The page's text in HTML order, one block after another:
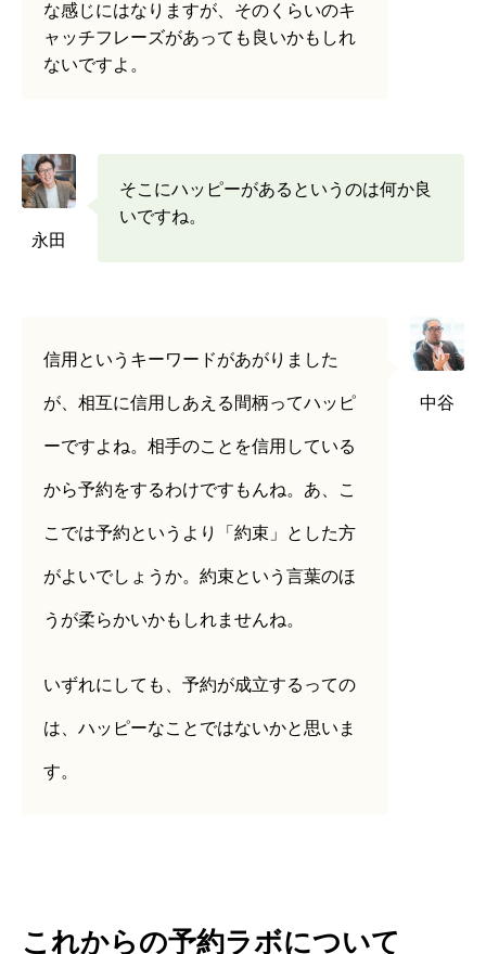
な感じにはなりますが、そのくらいのキ
ャッチフレーズがあっても良いかもしれ
ないですよ。
永田
そこにハッピーがあるというのは何か良
いですね。
信用というキーワードがあがりました
が、相互に信用しあえる間柄ってハッピ
ーですよね。相手のことを信用している
から予約をするわけですもんね。あ、こ
こでは予約というより「約束」とした方
がよいでしょうか。約束という言葉のほ
うが柔らかいかもしれませんね。
いずれにしても、予約が成立するっての
は、ハッピーなことではないかと思いま
す。
中谷
これからの予約ラボについて